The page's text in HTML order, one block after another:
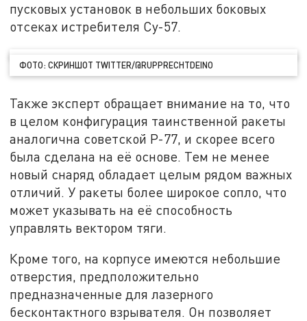
пусковых установок в небольших боковых
отсеках истребителя Су-57.
ФОТО: СКРИНШОТ TWITTER/@RUPPRECHTDEINO
Также эксперт обращает внимание на то, что
в целом конфигурация таинственной ракеты
аналогична советской Р-77, и скорее всего
была сделана на её основе. Тем не менее
новый снаряд обладает целым рядом важных
отличий. У ракеты более широкое сопло, что
может указывать на её способность
управлять вектором тяги.
Кроме того, на корпусе имеются небольшие
отверстия, предположительно
предназначенные для лазерного
бесконтактного взрывателя. Он позволяет